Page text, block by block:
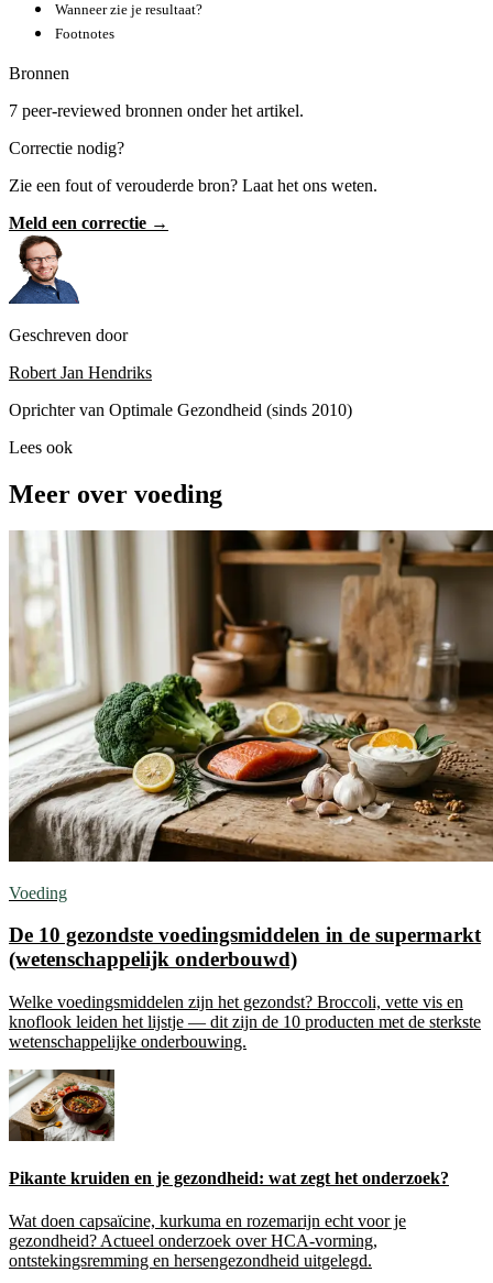
Wanneer zie je resultaat?
Footnotes
Bronnen
7 peer-reviewed bronnen onder het artikel.
Correctie nodig?
Zie een fout of verouderde bron? Laat het ons weten.
Meld een correctie →
Geschreven door
Robert Jan Hendriks
Oprichter van Optimale Gezondheid (sinds 2010)
Lees ook
Meer over voeding
Voeding
De 10 gezondste voedingsmiddelen in de supermarkt
(wetenschappelijk onderbouwd)
Welke voedingsmiddelen zijn het gezondst? Broccoli, vette vis en
knoflook leiden het lijstje — dit zijn de 10 producten met de sterkste
wetenschappelijke onderbouwing.
Pikante kruiden en je gezondheid: wat zegt het onderzoek?
Wat doen capsaïcine, kurkuma en rozemarijn echt voor je
gezondheid? Actueel onderzoek over HCA-vorming,
ontstekingsremming en hersengezondheid uitgelegd.